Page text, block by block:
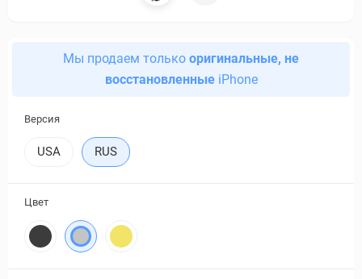
Мы продаем только оригинальные, не
восстановленныеiPhone
Версия
USA RUS
Цвет